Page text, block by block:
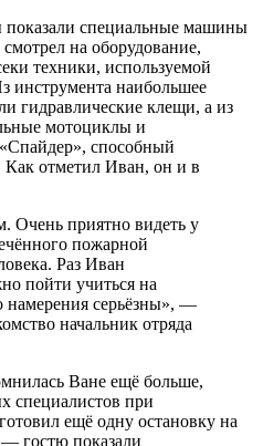
специальные машины
на оборудование,
техники, используемой
инструмента наибольшее
гидравлические клещи, а из
мотоциклы и
способный
Как отметил Иван, он и в
Очень приятно видеть у
пожарной
Раз Иван
пойти учиться на
намерения серьёзны», —
начальник отряда
Ване ещё больше,
специалистов при
ещё одну остановку на
гостю показали